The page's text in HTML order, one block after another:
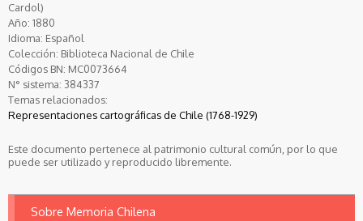
Cardol)
Año: 1880
Idioma: Español
Colección: Biblioteca Nacional de Chile
Códigos BN: MC0073664
N° sistema: 384337
Temas relacionados:
Representaciones cartográficas de Chile (1768-1929)
Este documento pertenece al patrimonio cultural común, por lo que
puede ser utilizado y reproducido libremente.
Sobre Memoria Chilena